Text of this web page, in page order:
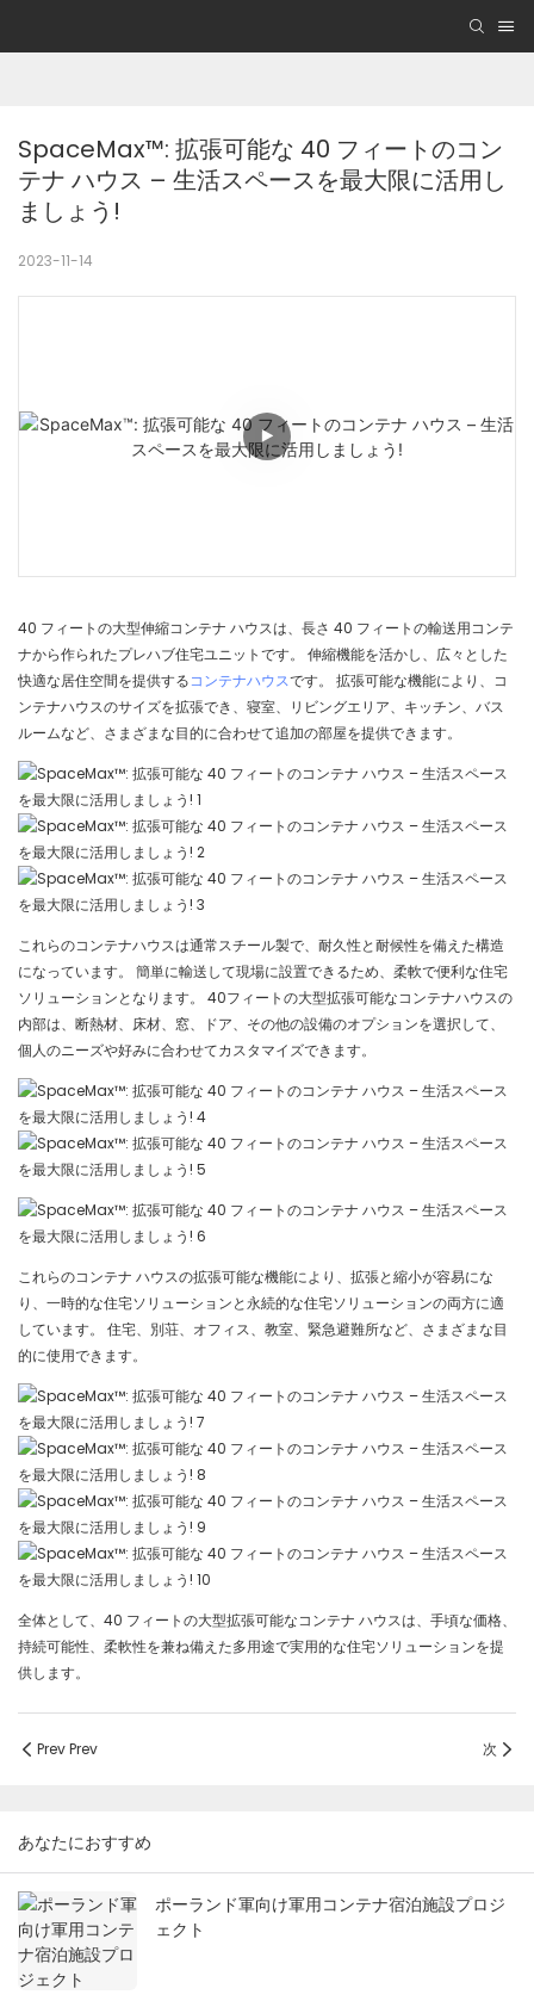
SpaceMax™: 拡張可能な 40 フィートのコン
テナ ハウス – 生活スペースを最大限に活用し
ましょう!
2023-11-14
40 フィートの大型伸縮コンテナ ハウスは、長さ 40 フィートの輸送用コンテ
ナから作られたプレハブ住宅ユニットです。 伸縮機能を活かし、広々とした
快適な居住空間を提供するコンテナハウスです。 拡張可能な機能により、コ
ンテナハウスのサイズを拡張でき、寝室、リビングエリア、キッチン、バス
ルームなど、さまざまな目的に合わせて追加の部屋を提供できます。
これらのコンテナハウスは通常スチール製で、耐久性と耐候性を備えた構造
になっています。 簡単に輸送して現場に設置できるため、柔軟で便利な住宅
ソリューションとなります。 40フィートの大型拡張可能なコンテナハウスの
内部は、断熱材、床材、窓、ドア、その他の設備のオプションを選択して、
個人のニーズや好みに合わせてカスタマイズできます。
これらのコンテナ ハウスの拡張可能な機能により、拡張と縮小が容易にな
り、一時的な住宅ソリューションと永続的な住宅ソリューションの両方に適
しています。 住宅、別荘、オフィス、教室、緊急避難所など、さまざまな目
的に使用できます。
全体として、40 フィートの大型拡張可能なコンテナ ハウスは、手頃な価格、
持続可能性、柔軟性を兼ね備えた多用途で実用的な住宅ソリューションを提
供します。
Prev Prev 次
あなたにおすすめ
ポーランド軍向け軍用コンテナ宿泊施設プロジ
ェクト